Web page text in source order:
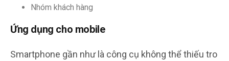
Nhóm khách hàng
Ứng dụng cho mobile
Smartphone gần như là công cụ không thể thiếu tro